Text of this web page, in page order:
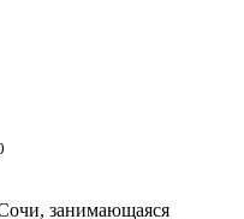
занимающаяся